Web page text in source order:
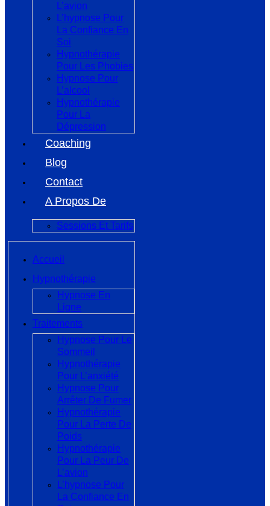
L’avion
L’hypnose Pour
La Confiance En
Soi
Hypnothérapie
Pour Les Phobies
Hypnose Pour
L’alcool
Hypnothérapie
Pour La
Dépression
Coaching
Blog
Contact
A Propos De
Sessions Et Tarifs
Accueil
Hypnothérapie
Hypnose En
Ligne
Traitements
Hypnose Pour Le
Sommeil
Hypnothérapie
Pour L’anxiété
Hypnose Pour
Arrêter De Fumer
Hypnothérapie
Pour La Perte De
Poids
Hypnothérapie
Pour La Peur De
L’avion
L’hypnose Pour
La Confiance En